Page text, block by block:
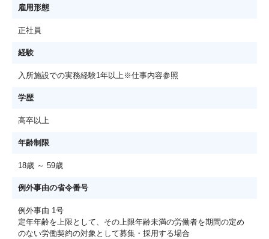
雇用形態
正社員
経験
入所施設での実務経験1年以上※仕事内容参照
学歴
高卒以上
年齢制限
18歳 ～ 59歳
例外事由の省令番号
例外事由 1号
定年年齢を上限として、その上限年齢未満の労働者を期間の定め
のない労働契約の対象として募集・採用する場合